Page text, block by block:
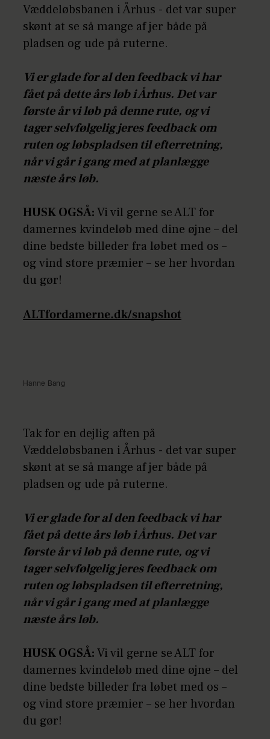
Væddeløbsbanen i Århus - det var super
skønt at se så mange af jer både på
pladsen og ude på ruterne.
Vi er glade for al den feedback vi har
fået på dette års løb i Århus. Det var
første år vi løb på denne rute, og vi
tager selvfølgelig jeres feedback om
ruten og løbspladsen til efterretning,
når vi går i gang med at planlægge
næste års løb.
HUSK OGSÅ:Vi vil gerne se ALT for
damernes kvindeløb med dine øjne – del
dine bedste billeder fra løbet med os –
og vind store præmier – se her hvordan
du gør!
ALTfordamerne.dk/snapshot
Hanne Bang
Tak for en dejlig aften på
Væddeløbsbanen i Århus - det var super
skønt at se så mange af jer både på
pladsen og ude på ruterne.
Vi er glade for al den feedback vi har
fået på dette års løb i Århus. Det var
første år vi løb på denne rute, og vi
tager selvfølgelig jeres feedback om
ruten og løbspladsen til efterretning,
når vi går i gang med at planlægge
næste års løb.
HUSK OGSÅ:Vi vil gerne se ALT for
damernes kvindeløb med dine øjne – del
dine bedste billeder fra løbet med os –
og vind store præmier – se her hvordan
du gør!